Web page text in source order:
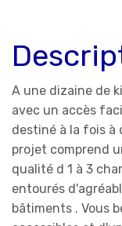
A une dizaine de
avec un accès
destiné à la fois à
projet comprend
qualité d 1 à 3
entourés
bâtiments . Vous